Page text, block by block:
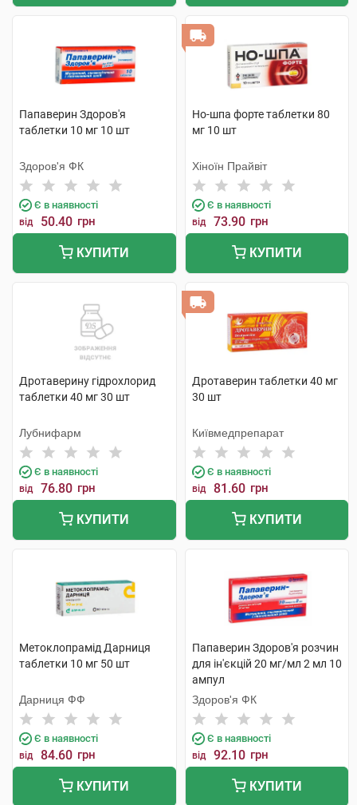
Папаверин Здоров'я
таблетки 10 мг 10 шт
Здоров'я ФК
Є в наявності
від 50.40 грн
КУПИТИ
Но-шпа форте таблетки 80
мг 10 шт
Хіноїн Прайвіт
Є в наявності
від 73.90 грн
КУПИТИ
Дротаверину гідрохлорид
таблетки 40 мг 30 шт
Лубнифарм
Є в наявності
від 76.80 грн
КУПИТИ
Дротаверин таблетки 40 мг
30 шт
Київмедпрепарат
Є в наявності
від 81.60 грн
КУПИТИ
Метоклопрамід Дарниця
таблетки 10 мг 50 шт
Дарниця ФФ
Є в наявності
від 84.60 грн
КУПИТИ
Папаверин Здоров'я розчин
для ін'єкцій 20 мг/мл 2 мл 10
ампул
Здоров'я ФК
Є в наявності
від 92.10 грн
КУПИТИ